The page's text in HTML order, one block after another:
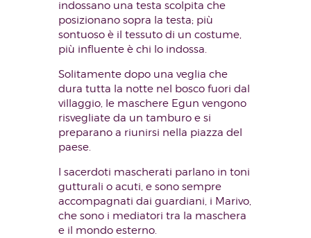
indossano una testa scolpita che
posizionano sopra la testa; più
sontuoso è il tessuto di un costume,
più influente è chi lo indossa.
Solitamente dopo una veglia che
dura tutta la notte nel bosco fuori dal
villaggio, le maschere Egun vengono
risvegliate da un tamburo e si
preparano a riunirsi nella piazza del
paese.
I sacerdoti mascherati parlano in toni
gutturali o acuti, e sono sempre
accompagnati dai guardiani, i Marivo,
che sono i mediatori tra la maschera
e il mondo esterno.